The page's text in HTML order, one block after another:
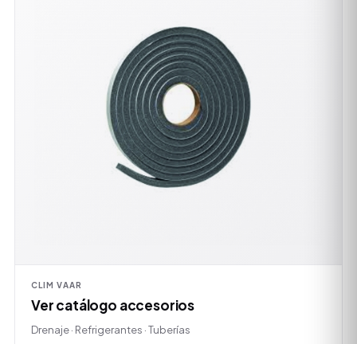
CLIM VAAR
Ver catálogo accesorios
Drenaje · Refrigerantes · Tuberías